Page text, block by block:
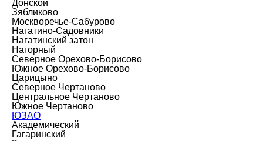
Донской
Зябликово
Москворечье-Сабурово
Нагатино-Садовники
Нагатинский затон
Нагорный
Северное Орехово-Борисово
Южное Орехово-Борисово
Царицыно
Северное Чертаново
Центральное Чертаново
Южное Чертаново
ЮЗАО
Академический
Гагаринский